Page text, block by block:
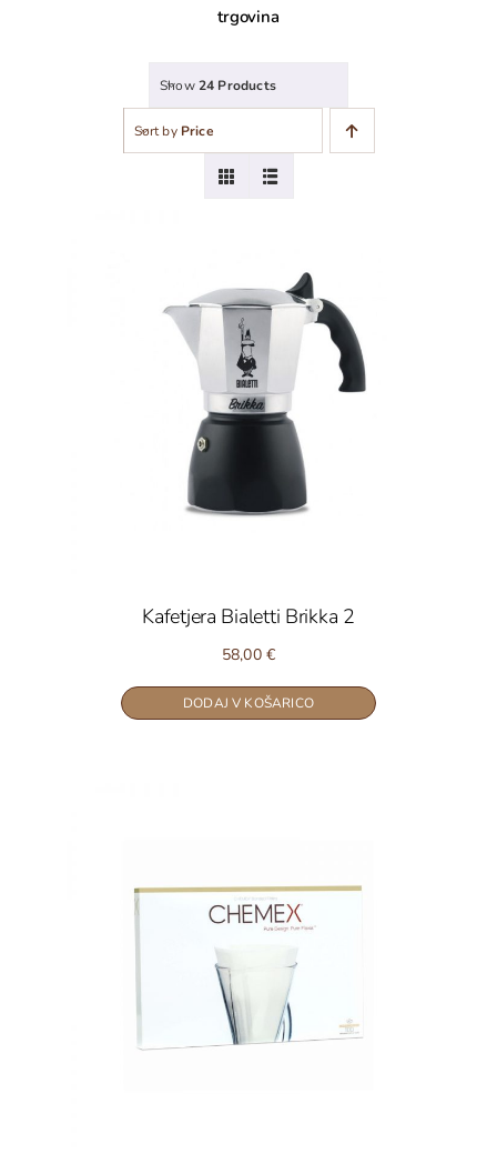
trgovina
Show24 Products
Sort by Price
Kafetjera Bialetti Brikka 2
58,00€
DODAJ V KOŠARICO